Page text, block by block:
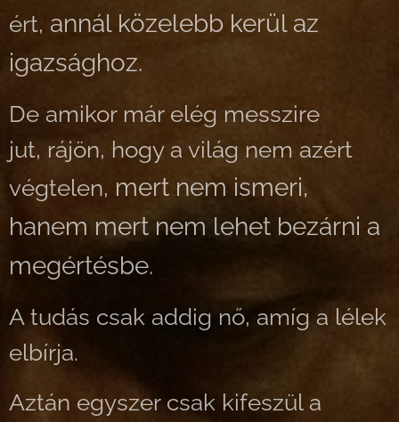
ért, annál közelebb kerül az
igazsághoz.
De amikor már elég messzire
jut, rájön, hogy a világ nem azért
végtelen, mert nem ismeri,
hanem mert nem lehet bezárni a
megértésbe.
A tudás csak addig nő, amíg a lélek
elbírja.
Aztán egyszer csak kifeszül a